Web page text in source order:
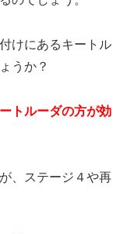
けにあるキートル
うか？
トルーダの方が効
、ステージ４や再